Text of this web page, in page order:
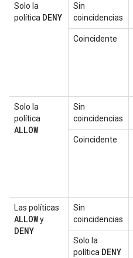
Solo la
política DENY
Sin
coincidencias
Coincidente
Solo la
política
ALLOW
Sin
coincidencias
Coincidente
Las políticas
ALLOWy
DENY
Sin
coincidencias
Solo la
política DENY